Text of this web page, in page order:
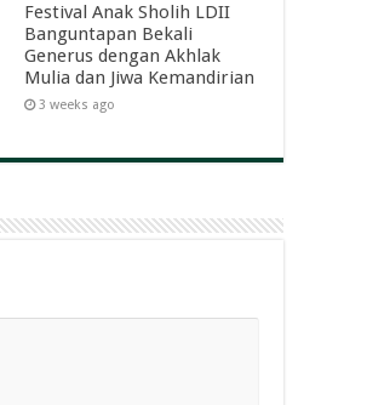
Festival Anak Sholih LDII
Banguntapan Bekali
Generus dengan Akhlak
Mulia dan Jiwa Kemandirian
3 weeks ago